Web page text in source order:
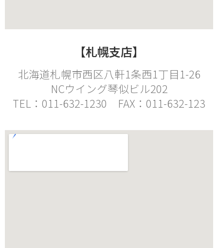
【札幌支店】
北海道札幌市西区八軒1条西1丁目1-26
NCウイング琴似ビル202
TEL：011-632-1230 FAX：011-632-123